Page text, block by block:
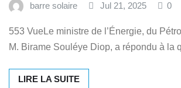
barre solaire Jul 21, 2025 0
553 VueLe ministre de l’Énergie, du
M. Birame Souléye Diop, a répondu à la
LIRE LA SUITE